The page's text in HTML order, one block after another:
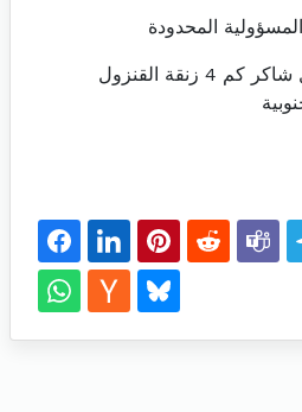
المحدودة
طريق منزل شاكر كم 4 زنقة القنزول